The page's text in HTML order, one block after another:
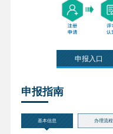
申报入口
申报指南
基本信息 办理流程